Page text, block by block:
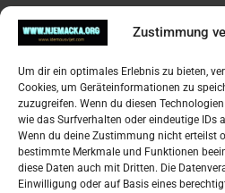
Zustimmung
Um dir ein optimales Erlebnis zu bieten,
Cookies, um Geräteinformationen zu
zuzugreifen. Wenn du diesen
wie das Surfverhalten oder eindeutige IDs
Wenn du deine Zustimmung nicht erteilst
bestimmte Merkmale und Funktionen
diese Daten auch mit Dritten. Die
Einwilligung oder auf Basis eines
Impressum
Datenschutzerklärung
Widerufsbelehrung
Oglašavanje / Postavite svoj oglas
Tko je “Idemo u Svijet –
Pretražite stranicu: